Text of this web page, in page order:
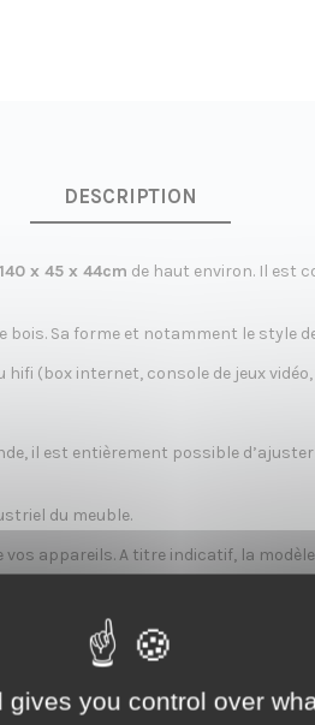
DESCRIPTION
140 x 45 x 44cm de haut environ. Il est
bois. Sa forme et notamment le style
(box internet, console de jeux
il est entièrement possible
du meuble.
appareils. A titre indicatif, la
vos besoins, notamment si vous
you control over